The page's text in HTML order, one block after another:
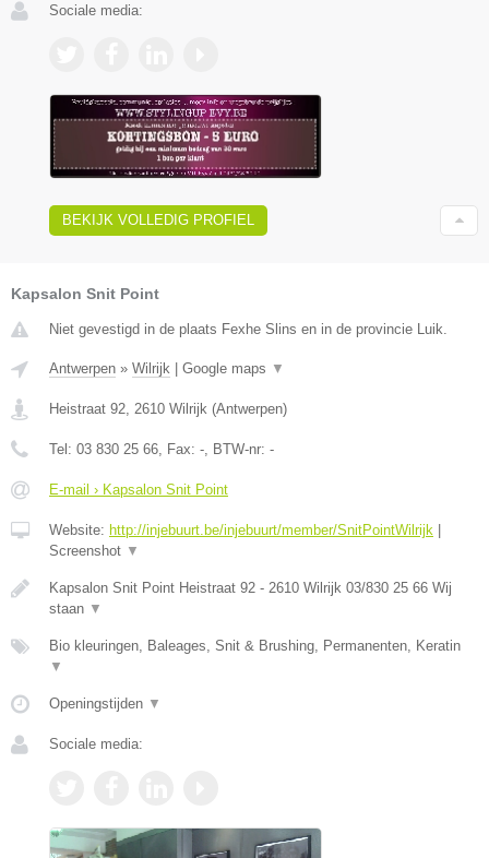
Sociale media:
BEKIJK VOLLEDIG PROFIEL
Kapsalon Snit Point
Niet gevestigd in de plaats Fexhe Slins en in de provincie Luik.
Antwerpen » Wilrijk Google maps ▼
Heistraat 92 2610 Wilrijk (Antwerpen)
Tel: 03 830 25 66 , Fax: - , BTW-nr: -
E-mail › Kapsalon Snit Point
Website: http://injebuurt.be/injebuurt/member/SnitPointWilrijk
Screenshot ▼
Kapsalon Snit Point Heistraat 92 - 2610 Wilrijk 03/830 25 66 Wij
staan ▼
Bio kleuringen, Baleages, Snit & Brushing, Permanenten, Keratin
▼
Openingstijden ▼
Sociale media: